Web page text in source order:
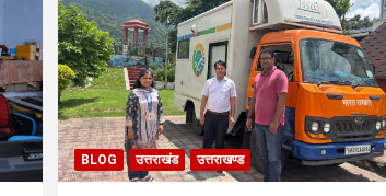
BLOG उत्तराखंड उत्तराखण्ड